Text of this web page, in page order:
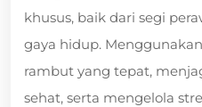
khusus, baik dari segi
gaya hidup.
rambut yang tepat,
sehat, serta mengelola